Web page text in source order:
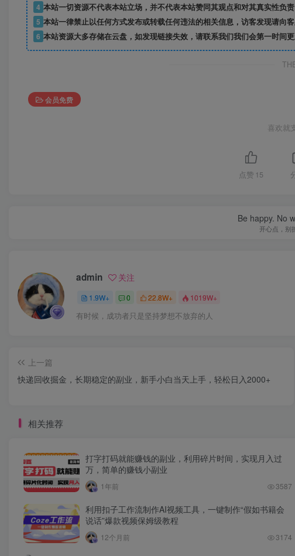
4 本站一切资源不代表本站立场，并不代表本站赞同其观点和对其真实性负责
5 本站一律禁止以任何方式发布或转载任何违法的相关信息，访客发现请向
6 本站资源大多存储在云盘，如发现链接失效，请联系我们我们会第一时间更
会员免费
喜欢就
点赞 15
Be happy. No
开心点，别
admin 关注
1.9W+ 0 22.8W+ 1019W+
有时候，成功者只是坚持梦想不放弃的人
上一篇
快递回收掘金，长期稳定的副业，新手小白当天上手，轻松日入2000+
相关推荐
打字打码就能赚钱的副业，利用碎片时间，实现月入过
万，简单的赚钱小副业
1年前 3587
利用扣子工作流制作AI视频工具，一键制作“假如书籍会
说话”爆款视频保姆级教程
12个月前 3174